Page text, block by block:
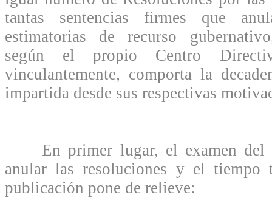
tantas sentencias firmes que
estimatorias de recurso
según el propio Centro
vinculantemente, comporta la
impartida desde sus respectivas
En primer lugar, el examen del
anular las resoluciones y el tiempo
publicación pone de relieve: